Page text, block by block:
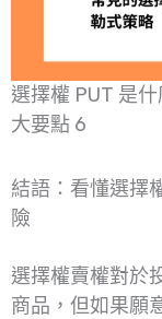
選擇權 PUT 是
大要點 6
結語：看懂選擇
險
選擇權賣權對於
商品，但如果願